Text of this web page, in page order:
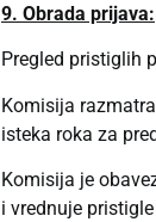
9. Obrada prijava:
Pregled pristiglih
Komisija
isteka roka za
Komisija je
i vrednuje